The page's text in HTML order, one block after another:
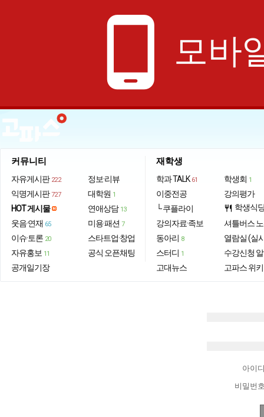
phone_android 모바
커뮤니티
자유게시판 222
익명게시판 727
HOT 게시물
웃음·연재 65
이슈·토론 20
자유홍보 11
공개일기장
정보·리뷰
대학원 1
연애상담 13
미용·패션 7
스타트업·창업
공식 오픈채팅
재학생
학과 TALK 61
이중전공
└ 쿠플라이
강의자료·족보
동아리 8
스터디 1
고대뉴스
학생회 1
강의평가
restaurant 학생식
셔틀버스
열람실 (실
수강신청
고파스 위키
아이
비밀번